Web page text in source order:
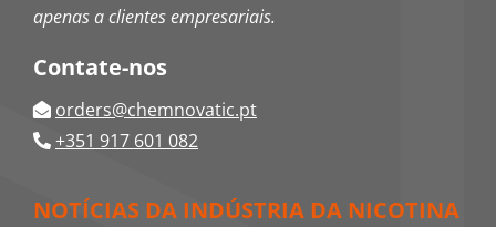
apenas a clientes empresariais.
Contate-nos
orders@chemnovatic.pt
+351 917 601 082
NOTÍCIAS DA INDÚSTRIA DA NICOTINA